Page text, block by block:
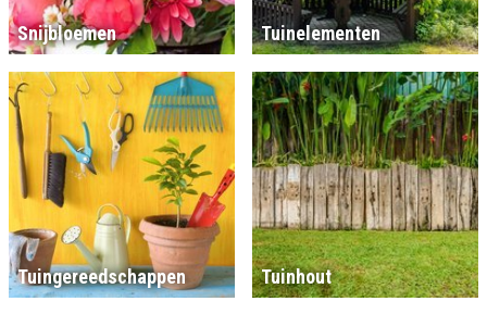
Snijbloemen Tuinelementen
Tuingereedschappen Tuinhout